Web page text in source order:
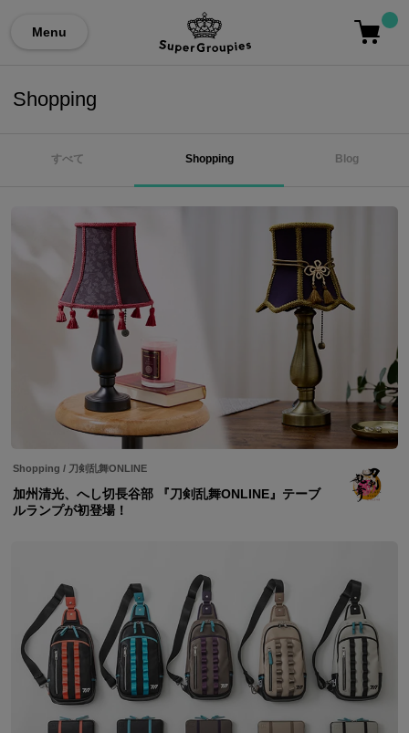
Menu
Shopping
すべて Shopping Blog
Shopping / 刀剣乱舞ONLINE
加州清光、へし切長谷部 『刀剣乱舞ONLINE』テーブ
ルランプが初登場！